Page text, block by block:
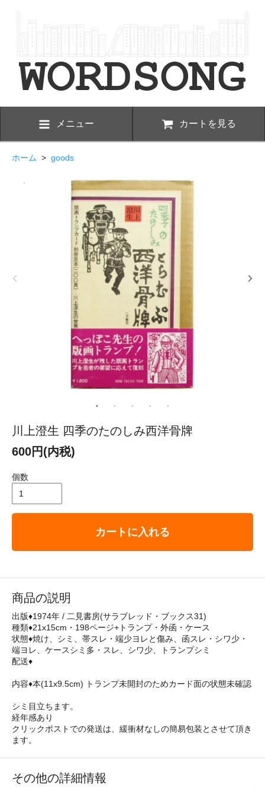
メニュー カートを見る
ホーム > goods
川上澄生 四季のたのしみ西洋骨牌
600円(内税)
個数
カートに入れる
商品の説明
出版♦1974年 / 二見書房(サラブレッド・ブックス31)
種類♦21x15cm・198ページ+トランプ・外函・ケース
状態♦焼け、シミ、帯スレ・端少ヨレと傷み、函スレ・シワ少・
端ヨレ、ケースシミ多・スレ、シワ少、トランプシミ
配送♦
内容♦本(11x9.5cm) トランプ未開封のためカード面の状態未確認
シミ目立ちます。
経年感あり
クリックポストでの発送は、緩衝材なしの簡易包装とさせて頂き
ます。
その他の詳細情報